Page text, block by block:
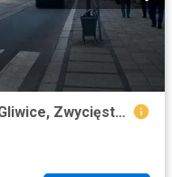
Komercyjne lokal na wynajem, Gliwice, Zwycięstwa